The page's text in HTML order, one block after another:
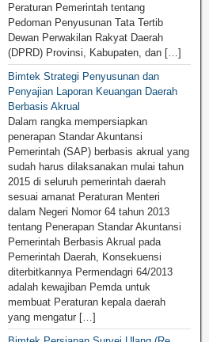
Peraturan Pemerintah tentang
Pedoman Penyusunan Tata Tertib
Dewan Perwakilan Rakyat Daerah
(DPRD) Provinsi, Kabupaten, dan […]
Bimtek Strategi Penyusunan dan
Penyajian Laporan Keuangan Daerah
Berbasis Akrual
Dalam rangka mempersiapkan
penerapan Standar Akuntansi
Pemerintah (SAP) berbasis akrual yang
sudah harus dilaksanakan mulai tahun
2015 di seluruh pemerintah daerah
sesuai amanat Peraturan Menteri
dalam Negeri Nomor 64 tahun 2013
tentang Penerapan Standar Akuntansi
Pemerintah Berbasis Akrual pada
Pemerintah Daerah, Konsekuensi
diterbitkannya Permendagri 64/2013
adalah kewajiban Pemda untuk
membuat Peraturan kepala daerah
yang mengatur […]